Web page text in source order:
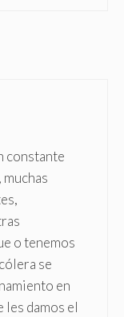
constante
o tenemos
se
en
les damos el